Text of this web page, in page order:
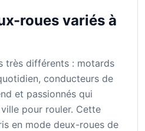
roues variés à
très différents : motards
conducteurs de
et passionnés qui
pour rouler. Cette
en mode deux-roues de